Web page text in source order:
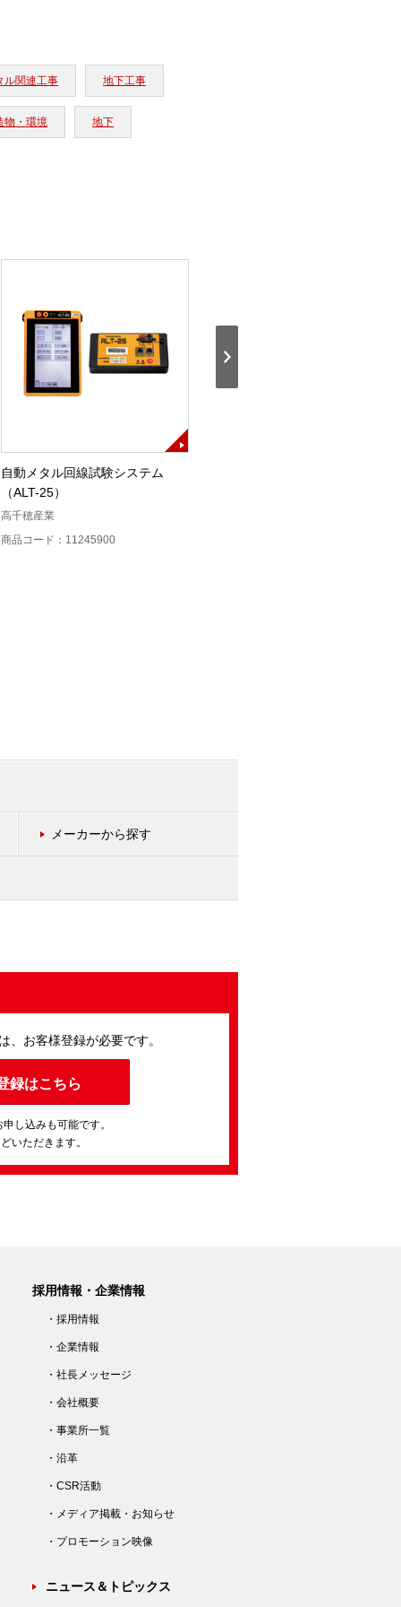
ル関連工事 地下工事
物・環境 地下
自動メタル回線試験システム
（ALT-25）
高千穂産業
商品コード：11245900
メーカーから探す
、お客様登録が必要です。
録はこちら
し込みも可能です。
いただきます。
採用情報・企業情報
・採用情報
・企業情報
・社長メッセージ
・会社概要
・事業所一覧
・沿革
・CSR活動
・メディア掲載・お知らせ
・プロモーション映像
ニュース＆トピックス